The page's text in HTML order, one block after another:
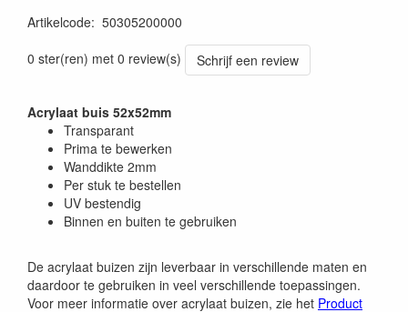
Artikelcode: 50305200000
0 ster(ren) met 0 review(s)
Schrijf een review
Acrylaat buis 52x52mm
Transparant
Prima te bewerken
Wanddikte 2mm
Per stuk te bestellen
UV bestendig
Binnen en buiten te gebruiken
De acrylaat buizen zijn leverbaar in verschillende maten en
daardoor te gebruiken in veel verschillende toepassingen.
Voor meer informatie over acrylaat buizen, zie het Product